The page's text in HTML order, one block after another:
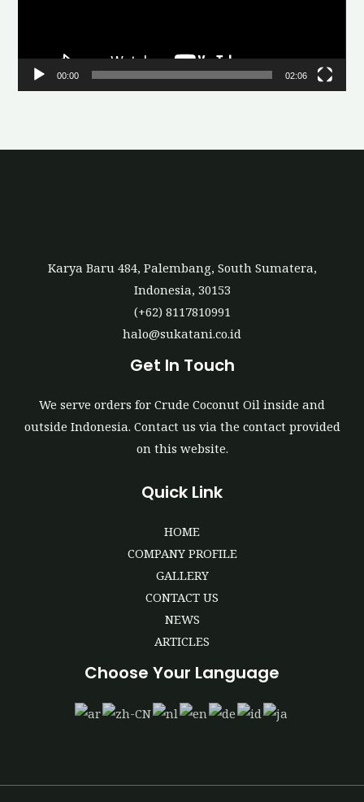
l
r
00:00 02:06
Karya Baru 484, Palembang, South Sumatera,
Indonesia, 30153
(+62) 8117810991
halo@sukatani.co.id
Get In Touch
We serve orders for Crude Coconut Oil inside and
outside Indonesia. Contact us via the contact provided
on this website.
Quick Link
HOME
COMPANY PROFILE
GALLERY
CONTACT US
NEWS
ARTICLES
Choose Your Language